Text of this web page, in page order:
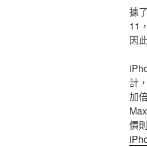
據
11
因
計
加
價